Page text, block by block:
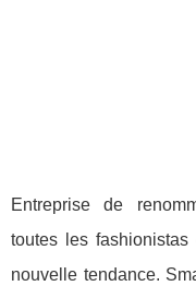
Entreprise de
toutes les
nouvelle tendance.